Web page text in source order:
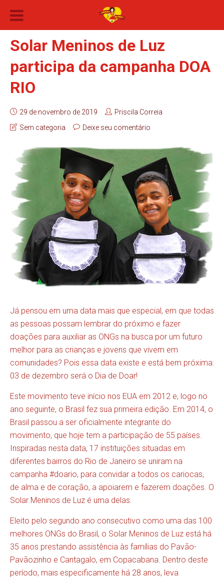
Solar Meninos de Luz
participa da campanha DOA
RIO
29 de novembro de 2019
Priscila Correia
Sem categoria
Deixe seu comentário
Já pensou em uma data mais que especial, em que todas
as pessoas possam lembrar do próximo e fazer
doações para auxiliar as ONGs na busca por um futuro
melhor para as crianças e jovens que vivem em
comunidades? Pois essa data existe e está bem próxima:
03 de dezembro será o Dia de Doar!
Este movimento teve início nos EUA em 2012 e, logo no
ano seguinte, o Brasil fez sua primeira edição. Em 2014, o
Brasil passou a ser oficialmente integrante do
movimento, que hoje tem a participação de 55 países.
Inspiradas nesta data, 17 instituições situadas em
diferentes bairros do Rio de Janeiro se uniram na
campanha #doario, para convidar a todos os cariocas,
de alma e de coração, a apoiarem e fazerem doações. O
Solar Meninos de Luz é uma delas.
Eleito pelo segundo ano consecutivo como uma das 100
melhores ONGs do Brasil, o Solar Meninos de Luz está há
35 anos prestando assistência às famílias do Pavão-
Pavãozinho e Cantagalo, em Copacabana. Dentro deste
período, mais especificamente há 28 anos, leva